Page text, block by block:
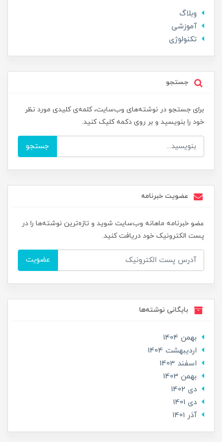
وبلاگ
آموزشی
تکنولوژی
جستجو
برای جستجو در نوشته‌های وب‌سایت، کلمه‌ی کلیدی مورد نظر
خود را بنویسید و بر روی دکمه کلیک کنید.
جستجو
عضویت خبرنامه
عضو خبرنامه ماهانه وب‌سایت شوید و تازه‌ترین نوشته‌ها را در
پست الکترونیک خود دریافت کنید.
عضویت
بایگانی نوشته‌ها
بهمن 1404
ارديبهشت 1404
اسفند 1403
بهمن 1403
دی 1402
دی 1401
آذر 1401